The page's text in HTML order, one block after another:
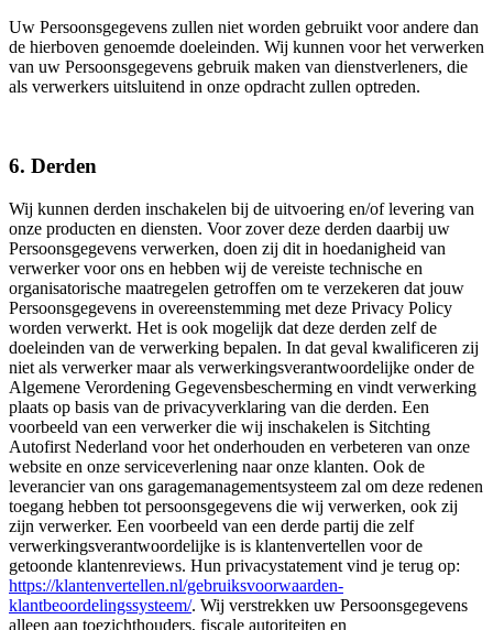
Uw Persoonsgegevens zullen niet worden gebruikt voor andere dan
de hierboven genoemde doeleinden. Wij kunnen voor het verwerken
van uw Persoonsgegevens gebruik maken van dienstverleners, die
als verwerkers uitsluitend in onze opdracht zullen optreden.
6. Derden
Wij kunnen derden inschakelen bij de uitvoering en/of levering van
onze producten en diensten. Voor zover deze derden daarbij uw
Persoonsgegevens verwerken, doen zij dit in hoedanigheid van
verwerker voor ons en hebben wij de vereiste technische en
organisatorische maatregelen getroffen om te verzekeren dat jouw
Persoonsgegevens in overeenstemming met deze Privacy Policy
worden verwerkt. Het is ook mogelijk dat deze derden zelf de
doeleinden van de verwerking bepalen. In dat geval kwalificeren zij
niet als verwerker maar als verwerkingsverantwoordelijke onder de
Algemene Verordening Gegevensbescherming en vindt verwerking
plaats op basis van de privacyverklaring van die derden. Een
voorbeeld van een verwerker die wij inschakelen is Sitchting
Autofirst Nederland voor het onderhouden en verbeteren van onze
website en onze serviceverlening naar onze klanten. Ook de
leverancier van ons garagemanagementsysteem zal om deze redenen
toegang hebben tot persoonsgegevens die wij verwerken, ook zij
zijn verwerker. Een voorbeeld van een derde partij die zelf
verwerkingsverantwoordelijke is is klantenvertellen voor de
getoonde klantenreviews. Hun privacystatement vind je terug op:
https://klantenvertellen.nl/gebruiksvoorwaarden-
klantbeoordelingssysteem/. Wij verstrekken uw Persoonsgegevens
alleen aan toezichthouders, fiscale autoriteiten en